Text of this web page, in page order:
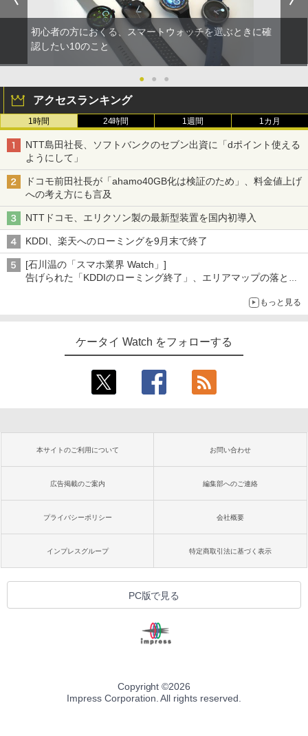
初心者の方におくる、スマートウォッチを選ぶときに確
認したい10のこと
● ● ●
アクセスランキング
1時間 24時間 1週間 1カ月
NTT島田社長、ソフトバンクのセブン出資に「dポイント使える
ようにして」
ドコモ前田社長が「ahamo40GB化は検証のため」、料金値上げ
への考え方にも言及
NTTドコモ、エリクソン製の最新型装置を国内初導入
KDDI、楽天へのローミングを9月末で終了
[石川温の「スマホ業界 Watch」]
告げられた「KDDIのローミング終了」、エリアマップの落とし
もっと見る
ケータイ Watch をフォローする
本サイトのご利用について お問い合わせ
広告掲載のご案内 編集部へのご連絡
プライバシーポリシー 会社概要
インプレスグループ 特定商取引法に基づく表示
PC版で見る
Copyright ©2026
Impress Corporation. All rights reserved.